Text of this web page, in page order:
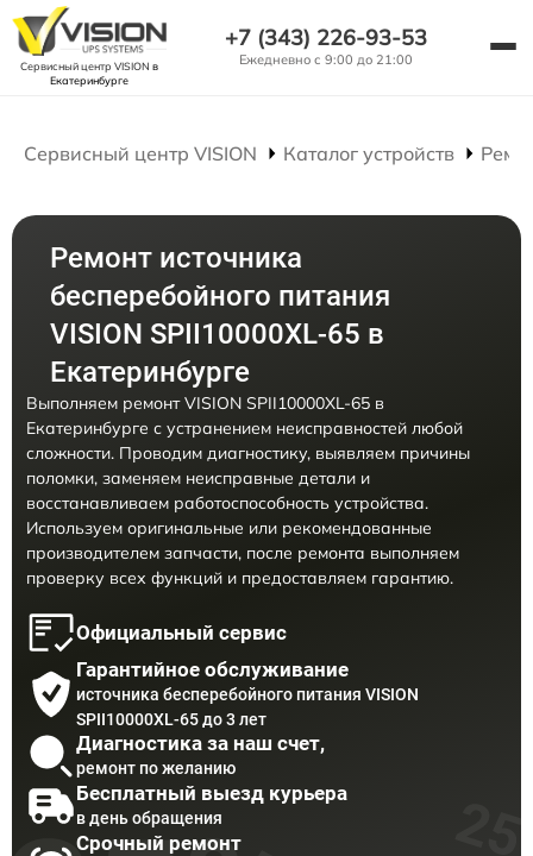
Сервисный центр VISION в
Екатеринбурге
+7 (343) 226-93-53
Ежедневно с 9:00 до 21:00
Сервисный центр VISION Каталог устройств
Ремонт источника
бесперебойного питания
VISION SPII10000XL-65 в
Екатеринбурге
Выполняем ремонт VISION SPII10000XL-65 в
Екатеринбурге с устранением неисправностей любой
сложности. Проводим диагностику, выявляем причины
поломки, заменяем неисправные детали и
восстанавливаем работоспособность устройства.
Используем оригинальные или рекомендованные
производителем запчасти, после ремонта выполняем
проверку всех функций и предоставляем гарантию.
Официальный сервис
Гарантийное обслуживание
источника бесперебойного питания VISION
SPII10000XL-65 до 3 лет
Диагностика за наш счет,
ремонт по желанию
Бесплатный выезд курьера
в день обращения
Срочный ремонт